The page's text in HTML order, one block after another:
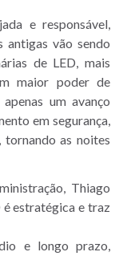
e responsável,
antigas vão sendo
de LED, mais
maior poder de
um avanço
em segurança,
as noites
Thiago
é estratégica e traz
e longo prazo,